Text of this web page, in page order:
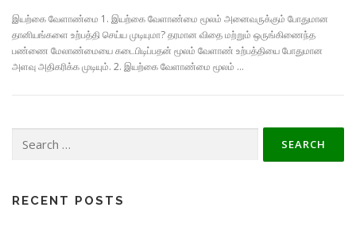
இயற்கை வேளாண்மை 1. இயற்கை வேளாண்மை மூலம் அனைவருக்கும் போதுமான
தானியங்களை உற்பத்தி செய்ய முடியுமா? தரமான விதை மற்றும் ஒருங்கிணைந்த
பண்ணை மேலாண்மையை கடைபிடிப்பதன் மூலம் வேளாண் உற்பத்தியை போதுமான
அளவு அதிகரிக்க முடியும். 2. இயற்கை வேளாண்மை மூலம் …
for:
RECENT POSTS